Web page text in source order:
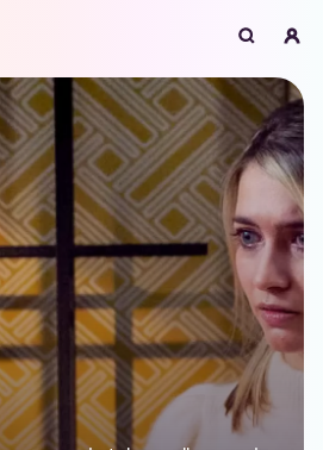
gaat ontdekken,
updaten of hieronder één
browsers
downloaden.
Download
Download
Download
Download